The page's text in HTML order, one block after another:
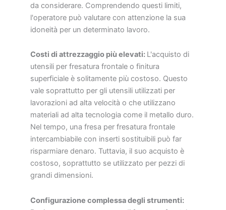
da considerare. Comprendendo questi limiti,
l'operatore può valutare con attenzione la sua
idoneità per un determinato lavoro.
Costi di attrezzaggio più elevati: L'acquisto di
utensili per fresatura frontale o finitura
superficiale è solitamente più costoso. Questo
vale soprattutto per gli utensili utilizzati per
lavorazioni ad alta velocità o che utilizzano
materiali ad alta tecnologia come il metallo duro.
Nel tempo, una fresa per fresatura frontale
intercambiabile con inserti sostituibili può far
risparmiare denaro. Tuttavia, il suo acquisto è
costoso, soprattutto se utilizzato per pezzi di
grandi dimensioni.
Configurazione complessa degli strumenti: